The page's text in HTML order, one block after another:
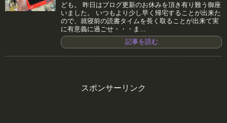
ども。 昨日はブログ更新のお休みを頂き有り難う御座
いました。 いつもより少し早く帰宅することが出来た
ので、就寝前の読書タイムを長く取ることが出来て実
に有意義に過ごせ・・・ま...
記事を読む
スポンサーリンク